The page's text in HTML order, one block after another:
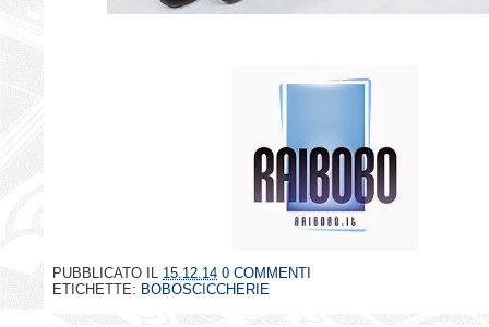
PUBBLICATO IL 15.12.14 0 COMMENTI
ETICHETTE: BOBOSCICCHERIE